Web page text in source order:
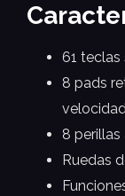
61
8 pads
8
Ruedas